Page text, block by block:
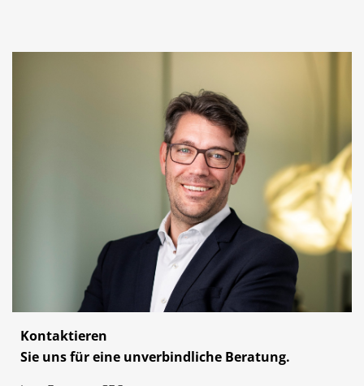
Kontaktieren
Sie uns für eine unverbindliche Beratung.